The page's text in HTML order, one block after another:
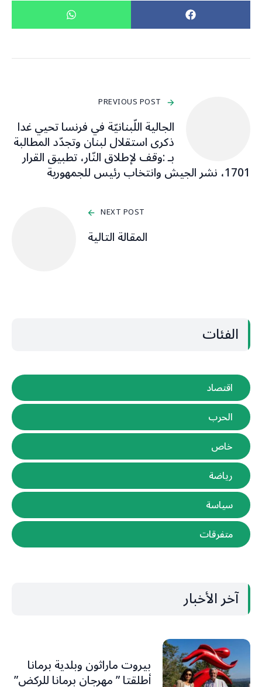
PREVIOUS POST
الجالية اللّبنانيّة في فرنسا تحيي غدا
ذكرى استقلال لبنان وتجدّد المطالبة
بـ :وقف لإطلاق النّار، تطبيق القرار
1701، نشر الجيش وانتخاب رئيس للجمهورية
NEXT POST
المقالة التالية
الفئات
اقتصاد
الحرب
خاص
رياضة
سياسة
متفرقات
آخر الأخبار
بيروت ماراثون وبلدية برمانا
أطلقتا ” مهرجان برمانا للركض”